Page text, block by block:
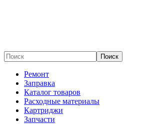
Поиск
Ремонт
Заправка
Каталог товаров
Расходные материалы
Картриджи
Запчасти